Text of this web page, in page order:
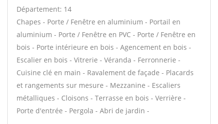
Département: 14
Chapes - Porte / Fenêtre en aluminium - Portail en
aluminium - Porte / Fenêtre en PVC - Porte / Fenêtre en
bois - Porte intérieure en bois - Agencement en bois -
Escalier en bois - Vitrerie - Véranda - Ferronnerie -
Cuisine clé en main - Ravalement de façade - Placards
et rangements sur mesure - Mezzanine - Escaliers
métalliques - Cloisons - Terrasse en bois - Verrière -
Porte d'entrée - Pergola - Abri de jardin -